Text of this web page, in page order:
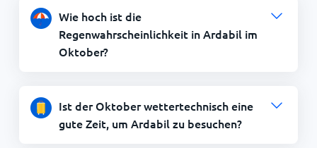
Wie hoch ist die
Regenwahrscheinlichkeit in Ardabil im
Oktober?
Ist der Oktober wettertechnisch eine
gute Zeit, um Ardabil zu besuchen?